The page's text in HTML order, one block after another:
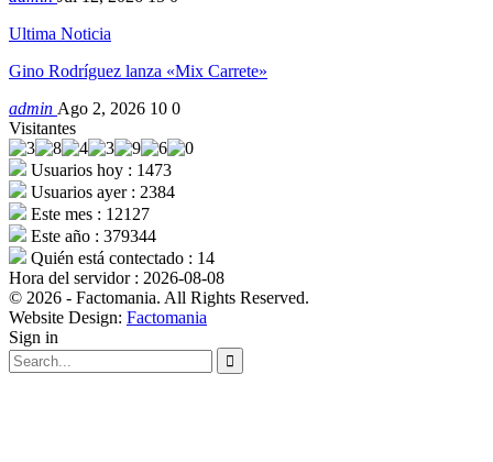
Ultima Noticia
Gino Rodríguez lanza «Mix Carrete»
admin Ago 2, 2026 10 0
Visitantes
Usuarios hoy : 1473
Usuarios ayer : 2384
Este mes : 12127
Este año : 379344
Quién está contectado : 14
Hora del servidor : 2026-08-08
© 2026 - Factomania. All Rights Reserved.
Website Design: Factomania
Sign in